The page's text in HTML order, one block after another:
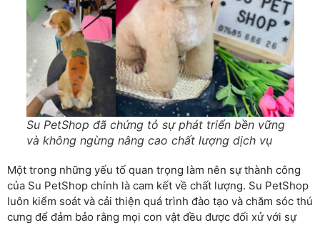
Su PetShop đã chứng tỏ sự phát triển bền vững
và không ngừng nâng cao chất lượng dịch vụ
Một trong những yếu tố quan trọng làm nên sự thành công
của Su PetShop chính là cam kết về chất lượng. Su PetShop
luôn kiểm soát và cải thiện quá trình đào tạo và chăm sóc thú
cưng để đảm bảo rằng mọi con vật đều được đối xử với sự